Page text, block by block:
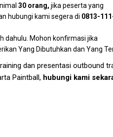
30 orang, jika peserta yang
hubungi kami segera di 0813-
dahulu. Mohon konfirmasi jika
Yang Dibutuhkan dan Yang
dan presentasi outbound
Paintball, hubungi kami